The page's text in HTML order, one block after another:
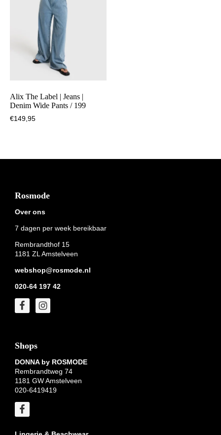
Alix The Label | Jeans |
Denim Wide Pants / 199
€149,95
Footer
Rosmode
Over ons
7 dagen per week bereikbaar
Rembrandthof 15
1181 ZL Amstelveen
webshop@rosmode.nl
020-64 197 42
Shops
DONNA by ROSMODE
Rembrandtweg 74
1181 GW Amstelveen
020-6419419